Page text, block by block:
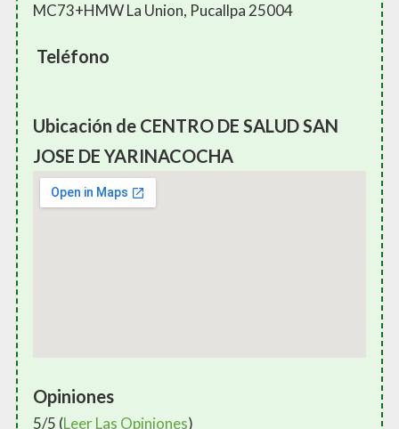
MC73+HMW La Union, Pucallpa 25004
Teléfono
Ubicación de CENTRO DE SALUD SAN
JOSE DE YARINACOCHA
Opiniones
5/5 (Leer Las Opiniones)